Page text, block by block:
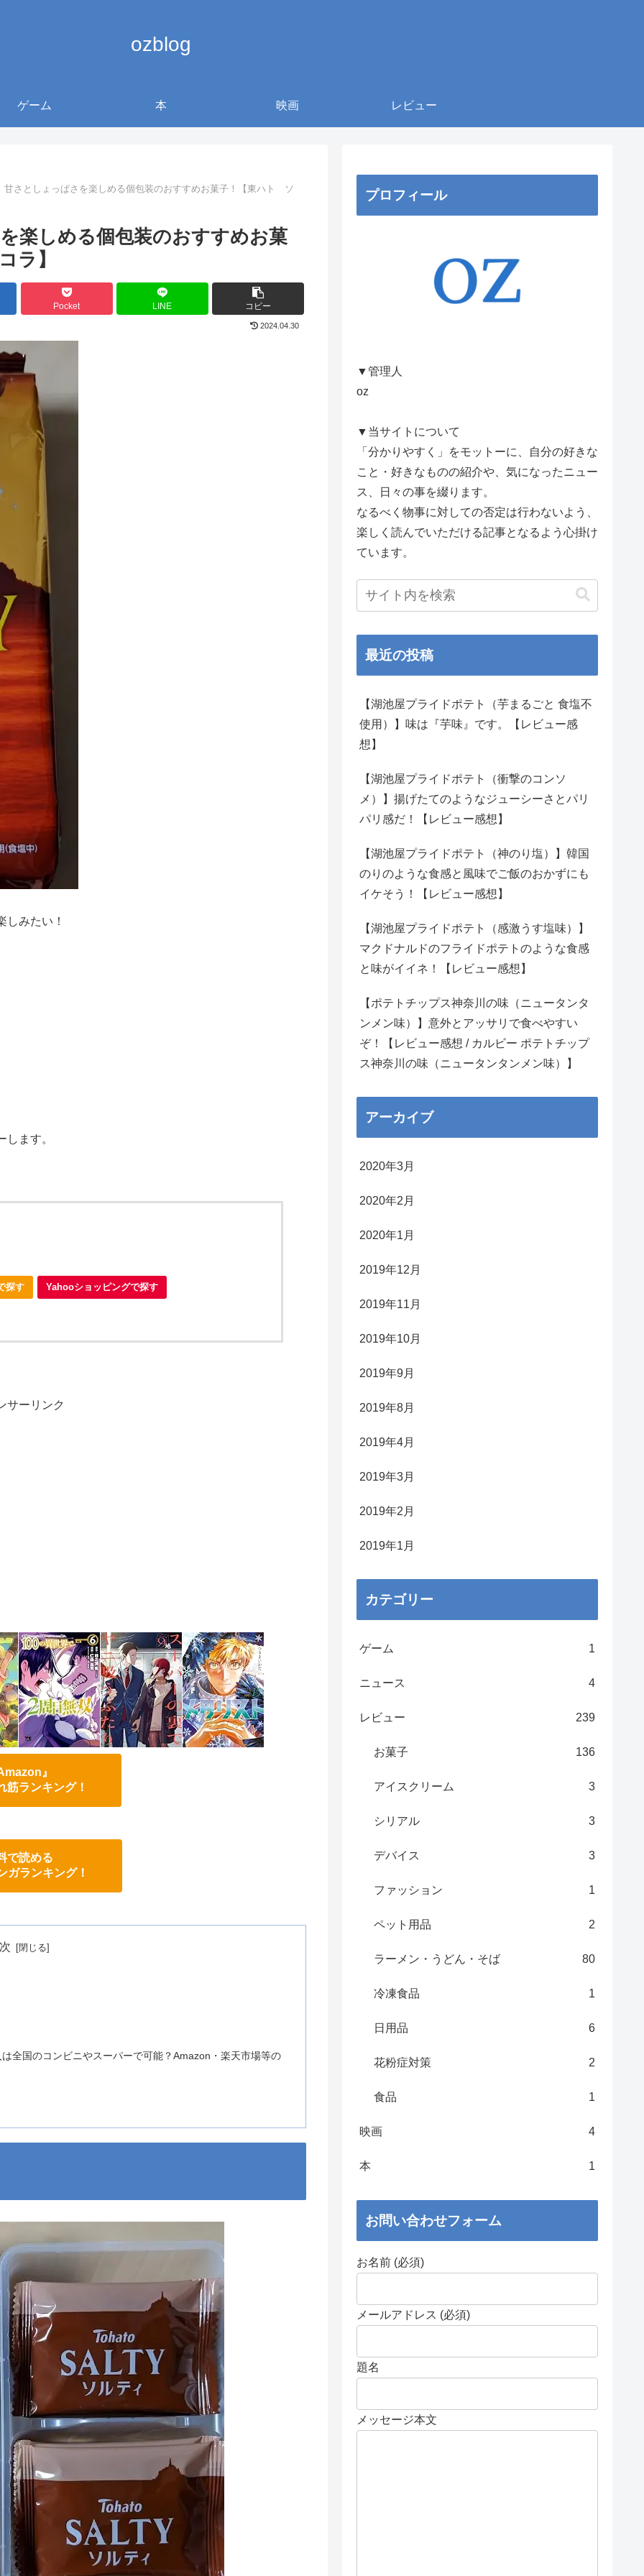
ozblog
ゲーム 本 映画 レビュー
甘さとしょっぱさを楽しめる個包装のおすすめお菓子！【東ハト ソ
楽しめる個包装のおすすめお菓
ラ】
Pocket LINE コピー
2024.04.30
みたい！
ます。
探す Yahooショッピングで探す
サーリンク
』
筋ランキング！
で読める
ガランキング！
全国のコンビニやスーパーで可能？Amazon・楽天市場等の
プロフィール
▼管理人
oz
▼当サイトについて
「分かりやすく」をモットーに、自分の好きな
こと・好きなものの紹介や、気になったニュー
ス、日々の事を綴ります。
なるべく物事に対しての否定は行わないよう、
楽しく読んでいただける記事となるよう心掛け
ています。
最近の投稿
【湖池屋プライドポテト（芋まるごと 食塩不
使用）】味は『芋味』です。【レビュー感
想】
【湖池屋プライドポテト（衝撃のコンソ
メ）】揚げたてのようなジューシーさとパリ
パリ感だ！【レビュー感想】
【湖池屋プライドポテト（神のり塩）】韓国
のりのような食感と風味でご飯のおかずにも
イケそう！【レビュー感想】
【湖池屋プライドポテト（感激うす塩味）】
マクドナルドのフライドポテトのような食感
と味がイイネ！【レビュー感想】
【ポテトチップス神奈川の味（ニュータンタ
ンメン味）】意外とアッサリで食べやすい
ぞ！【レビュー感想 / カルビー ポテトチップ
ス神奈川の味（ニュータンタンメン味）】
アーカイブ
2020年3月
2020年2月
2020年1月
2019年12月
2019年11月
2019年10月
2019年9月
2019年8月
2019年4月
2019年3月
2019年2月
2019年1月
カテゴリー
ゲーム 1
ニュース 4
レビュー 239
お菓子 136
アイスクリーム 3
シリアル 3
デバイス 3
ファッション 1
ペット用品 2
ラーメン・うどん・そば 80
冷凍食品 1
日用品 6
花粉症対策 2
食品 1
映画 4
本 1
お問い合わせフォーム
お名前 (必須)
メールアドレス (必須)
題名
メッセージ本文